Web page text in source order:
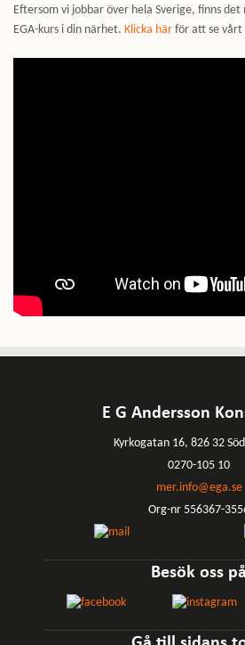
Eftersom vi jobbar över hela Sverige, finns
EGA-kurs i din närhet. Klicka här för att se vårt
E G Andersson
Kyrkogatan 16, 826 32
0270-105 10
mer.info@ega.se
Org-nr 556367-
Besök oss på